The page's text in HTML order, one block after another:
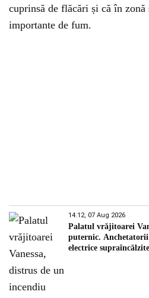
cuprinsă de flăcări și că în zonă
importante de fum.
14:12, 07 Aug 2026
Palatul vrăjitoarei
puternic.
electrice supraîncălzite